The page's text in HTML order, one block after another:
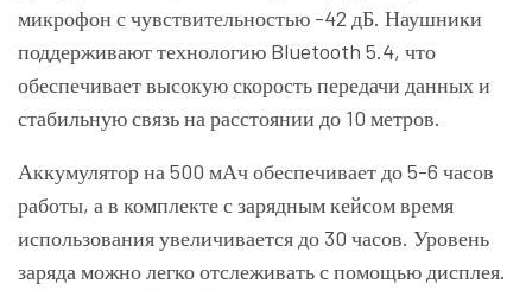
микрофон с чувствительностью -42 дБ. Наушники
поддерживают технологию Bluetooth 5.4, что
обеспечивает высокую скорость передачи данных и
стабильную связь на расстоянии до 10 метров.
Аккумулятор на 500 мАч обеспечивает до 5-6 часов
работы, а в комплекте с зарядным кейсом время
использования увеличивается до 30 часов. Уровень
заряда можно легко отслеживать с помощью дисплея.